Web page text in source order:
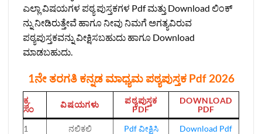
ಎಲ್ಲಾ ವಿಷಯಗಳ ಪಠ್ಯ ಪುಸ್ತಕಗಳ Pdf ಮತ್ತು Download ಲಿಂಕ್‌
ನ್ನು ನೀಡಿರುತ್ತೇವೆ ಹಾಗೂ ನೀವು ನಿಮಗೆ ಅಗತ್ಯವಿರುವ
ಪಠ್ಯಪುಸ್ತಕವನ್ನು ವೀಕ್ಷಿಸಬಹುದು ಹಾಗೂ Download
ಮಾಡಬಹುದು.
1ನೇ ತರಗತಿ ಕನ್ನಡ ಮಾಧ್ಯಮ ಪಠ್ಯಪುಸ್ತಕ Pdf 2026
ಕ್ರ.
ಸಂ
ವಿಷಯಗಳು
ಪಠ್ಯಪುಸ್ತಕ
PDF
DOWNLOAD
PDF
1
ನಲಿಕಲಿ Pdf ವೀಕ್ಷಿಸಿ
Download Pdf